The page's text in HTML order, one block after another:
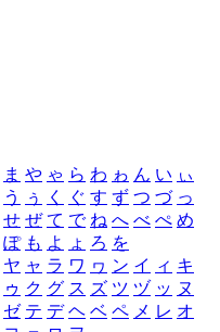
ま や ゃ ら わ ゎ ん い ぃ
う ぅ く ぐ す ず つ づ っ
せ ぜ て で ね へ べ ぺ め
ぽ も よ ょ ろ を
ヤ ャ ラ ワ ヮ ン イ ィ キ
ゥ ク グ ス ズ ツ ヅ ッ ヌ
ゼ テ デ ヘ ベ ペ メ レ オ